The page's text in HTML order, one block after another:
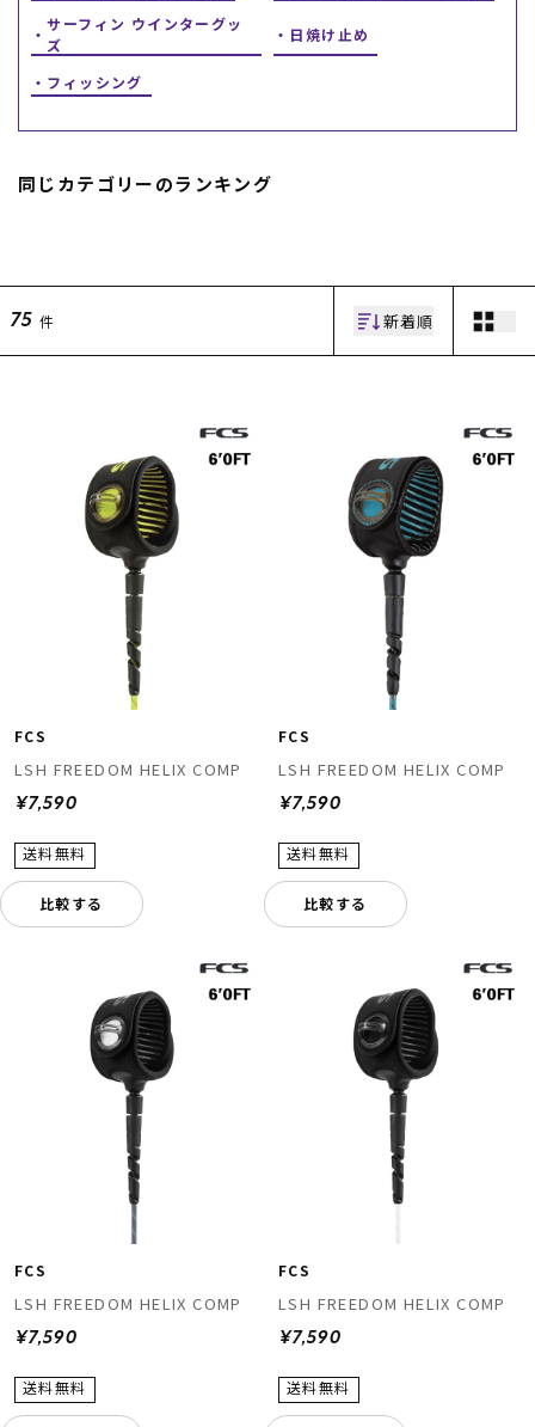
CONTENTS
特集一覧
覧
中古/アウトレット サー
ギフトラッピング
ムラサキスポーツ 公式アプリ
ポイント・クーポンもこのアプリで！
サーフィン ウインターグッ
ズ
日焼け止め
フィッシング
同じカテゴリーのランキング
75 件 新着順
FCS
LSH FREEDOM HELIX COMP
¥7,590
比較する
FCS
LSH FREEDOM HELIX COMP
¥7,590
比較する
FCS
LSH FREEDOM HELIX COMP
¥7,590
FCS
LSH FREEDOM HELIX COMP
¥7,590